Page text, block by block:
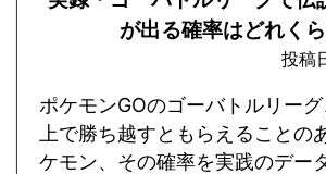
が出る確率はどれく
投稿
ポケモンGOのゴーバトルリー
上で勝ち越すともらえることの
ケモン、その確率を実践のデー